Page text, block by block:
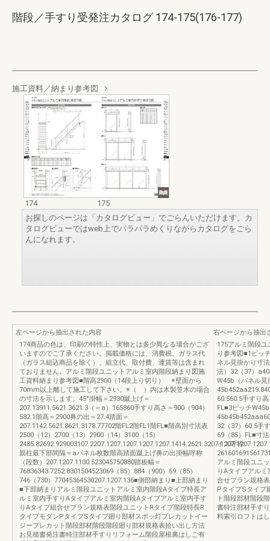
階段／手すり受発注カタログ 174-175(176-177)
施工資料／納まり参考図
174
175
お探しのページは「カタログビュー」でごらんいただけます。カ
タログビューではweb上でパラパラめくりながらカタログをごら
んになれます。
左ページから抽出された内容
174商品の色は、印刷の特性上、実物とは多少異なる場合がござ
いますのでご了承ください。掲載価格には、消費税、ガラス代
（ガラス組込商品を除く）、組立代、取付費、運賃等は含まれ
ておりません。アルミ階段ユニットアルミ室内階段納まり図施
工資料納まり参考図■階高2900（14段上り切り） ※壁面から
70mm以上離して施工して下さい。※（ ）内は木製笠木の場合
の寸法を示します。45°掛幅＝2930蹴上げ＝
207.13911.5621.3621.3（＝a）165860手すり高さ＝900（904）
582.1階高＝2900鼻の出＝27.4踏面＝
207.1142.5621.8621.3178.77702階FL2階FL1階FL■階高別寸法表
2500（12）2700（13）2900（14）3100（15）
親柱最下部間隔＝aパネル枚数階高踏面蹴上げ鼻の出掛幅呼称
（段数）207.1207.1100.523045750880踏板幅＝
76836343.7252.8301504523069（85）884（900）69（85）
746（730）77045364530207.1207.136■側部納まり■上部納まり
■下部納まりアルミ階段ユニットアルミ室内階段Aタイプ特長ア
ルミ室内手すりAタイプアルミ室内階段Aタイプアルミ室内手す
りAタイプ組合せプラン規格表階段ユニットRタイプ階段特長R
タイプモダンPタイプSタイプ廻り部材スポッ灯プレカットイー
ジープレカット階段部材階段階段廻り部材規格表拾い出し方法
お見積書発注書特注部材手すりリフォーム階段屋根裏はしご有
右ページから抽出
175アルミ階段
り参考図■1ピッ
ネル見掛かり寸
法）32（37）
W45b（パネル見
60.560.5手すり
FL■3ピッチ
32（37）60.5手
69（85）FL■寸
イズ呼称
アルミ階段ユニ
りAタイプアル
合せプラン規格
PタイプSタイプ
ト階段部材階段
書特注部材手す
料索引ロフトは